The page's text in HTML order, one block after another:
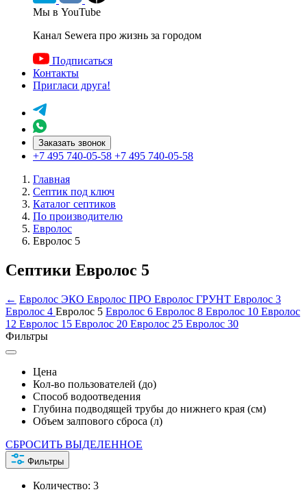
Мы в YouTube
Канал Sewera про жизнь за городом
Подписаться
Контакты
Пригласи друга!
Заказать звонок
+7 495 740-05-58 +7 495 740-05-58
Главная
Септик под ключ
Каталог септиков
По производителю
Евролос
Евролос 5
Септики Евролос 5
← Евролос ЭКО Евролос ПРО Евролос ГРУНТ Евролос 3
Евролос 4 Евролос 5 Евролос 6 Евролос 8 Евролос 10 Евролос
12 Евролос 15 Евролос 20 Евролос 25 Евролос 30
Фильтры
Цена
Кол-во пользователей (до)
Способ водоотведения
Глубина подводящей трубы до нижнего края (см)
Объем залпового сброса (л)
СБРОСИТЬ ВЫДЕЛЕННОЕ
Фильтры
Количество: 3